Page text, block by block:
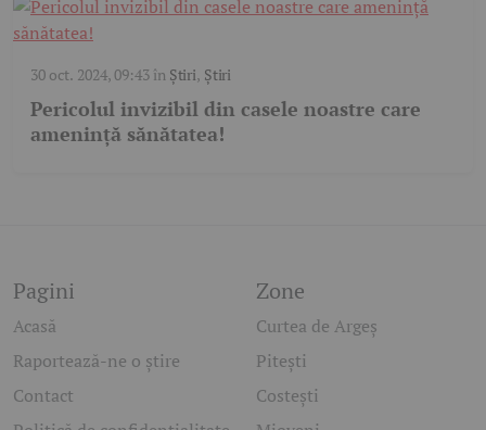
30 oct. 2024, 09:43în Știri, Știri
Pericolul invizibil din casele noastre care
amenință sănătatea!
Pagini
Acasă
Raportează-ne o știre
Contact
Zone
Curtea de Argeș
Pitești
Costești